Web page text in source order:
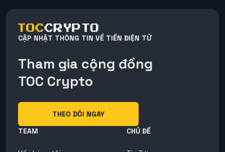
CẬP NHẬT THÔNG TIN VỀ TIỀN ĐIỆN TỬ
Tham gia cộng đồng
TOC Crypto
THEO DÕI NGAY
TEAM
CHỦ ĐỀ